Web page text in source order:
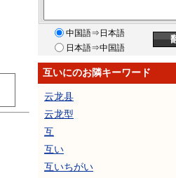
中国語⇒日本語
日本語⇒中国語
互いにのお隣キーワード
云龙县
云龙型
互
互い
互いちがい